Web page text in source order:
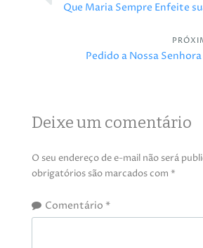
Que Maria Sempre Enfeite
Pedido a Nossa
Deixe um comentário
O seu endereço de e-mail não será
obrigatórios são marcados com *
Comentário *